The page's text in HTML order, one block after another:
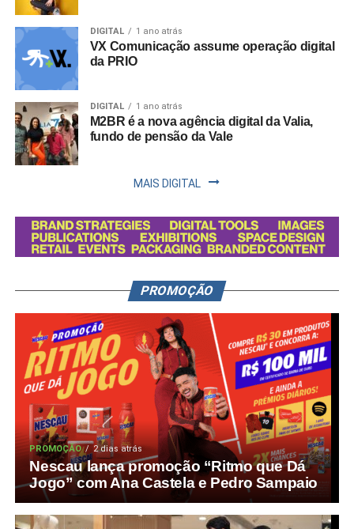
DIGITAL 1 ano atrás
VX Comunicação assume operação digital
da PRIO
DIGITAL 1 ano atrás
M2BR é a nova agência digital da Valia,
fundo de pensão da Vale
MAIS DIGITAL
PROMOÇÃO
PROMOÇÃO 2 dias atrás
Nescau lança promoção “Ritmo que Dá
Jogo” com Ana Castela e Pedro Sampaio